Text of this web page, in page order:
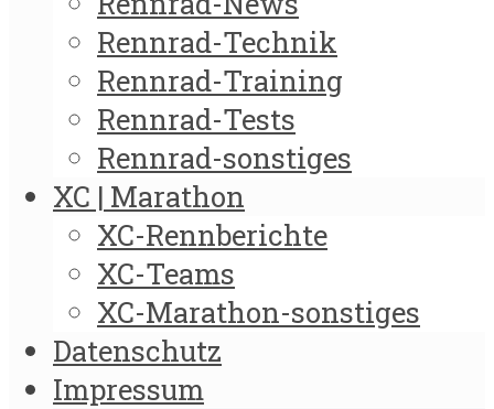
Rennrad-Technik
Rennrad-Training
Rennrad-Tests
Rennrad-sonstiges
XC | Marathon
XC-Rennberichte
XC-Teams
XC-Marathon-sonstiges
Datenschutz
Impressum